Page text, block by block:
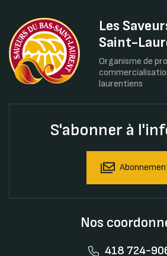
Les
Saint-
Organisme de
laurentiens
S'abonner à
Nos
418 724-